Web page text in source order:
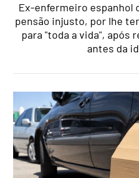
Ex-enfermeiro espanhol
pensão injusto, por lhe
para "toda a vida", após
antes da